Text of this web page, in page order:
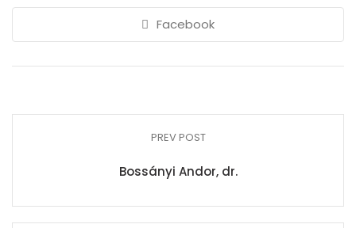
Facebook
PREV POST
Bossányi Andor, dr.